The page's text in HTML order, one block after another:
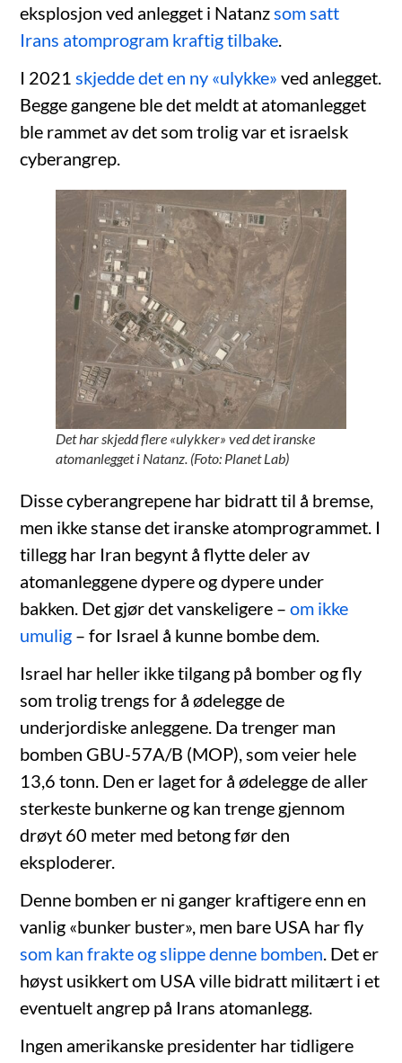
eksplosjon ved anlegget i Natanzsom satt
Irans atomprogram kraftig tilbake.
I 2021skjedde det en ny «ulykke» ved anlegget.
Begge gangene ble det meldt at atomanlegget
ble rammet av det som trolig var et israelsk
cyberangrep.
Det har skjedd flere «ulykker» ved det iranske
atomanlegget i Natanz. (Foto: Planet Lab)
Disse cyberangrepene har bidratt til å bremse,
men ikke stanse det iranske atomprogrammet. I
tillegg har Iran begynt å flytte deler av
atomanleggene dypere og dypere under
bakken. Det gjør det vanskeligere –om ikke
umulig – for Israel å kunne bombe dem.
Israel har heller ikke tilgang på bomber og fly
som trolig trengs for å ødelegge de
underjordiske anleggene. Da trenger man
bomben GBU-57A/B (MOP), som veier hele
13,6 tonn. Den er laget for å ødelegge de aller
sterkeste bunkerne og kan trenge gjennom
drøyt 60 meter med betong før den
eksploderer.
Denne bomben er ni ganger kraftigere enn en
vanlig «bunker buster», men bare USA har fly
som kan frakte og slippe denne bomben. Det er
høyst usikkert om USA ville bidratt militært i et
eventuelt angrep på Irans atomanlegg.
Ingen amerikanske presidenter har tidligere